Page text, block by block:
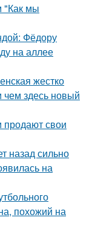
"Как мы
Фёдору
на аллее
жестко
чем здесь новый
продают свои
назад сильно
на
похожий на